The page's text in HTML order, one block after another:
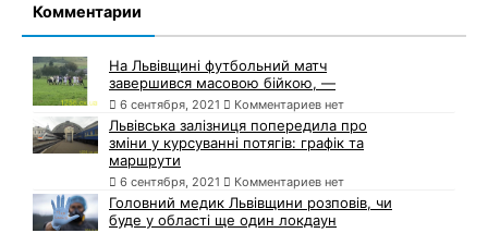
Комментарии
На Львівщині футбольний матч
завершився масовою бійкою, —
6 сентября, 2021 Комментариев нет
Львівська залізниця попередила про
зміни у курсуванні потягів: графік та
маршрути
6 сентября, 2021 Комментариев нет
Головний медик Львівщини розповів, чи
буде у області ще один локдаун